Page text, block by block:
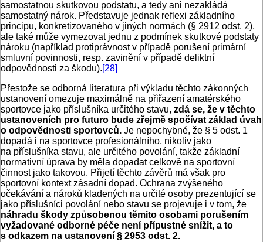
samostatnou skutkovou podstatu, a tedy ani nezakládá
samostatný nárok. Představuje jednak reflexi základního
principu, konkretizovaného v jiných normách (§ 2912 odst. 2),
ale také může vymezovat jednu z podmínek skutkové podstaty
nároku (například protiprávnost v případě porušení primární
smluvní povinnosti, resp. zavinění v případě deliktní
odpovědnosti za škodu).[28]
Přestože se odborná literatura při výkladu těchto zákonných
ustanovení omezuje maximálně na přiřazení amatérského
sportovce jako příslušníka určitého stavu, zdá se, že v těchto
ustanoveních pro futuro bude zřejmě spočívat základ úvah
o odpovědnosti sportovců. Je nepochybné, že § 5 odst. 1
dopadá i na sportovce profesionálního, nikoliv jako
na příslušníka stavu, ale určitého povolání, takže základní
normativní úprava by měla dopadat celkově na sportovní
činnost jako takovou. Přijetí těchto závěrů má však pro
sportovní kontext zásadní dopad. Ochrana zvýšeného
očekávání a nároků kladených na určité osoby prezentující se
jako příslušníci povolání nebo stavu se projevuje i v tom, že
náhradu škody způsobenou těmito osobami porušením
vyžadované odborné péče není přípustné snížit, a to
s odkazem na ustanovení § 2953 odst. 2.